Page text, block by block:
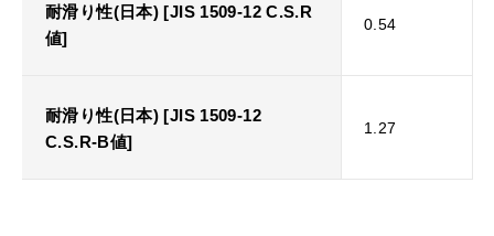
耐滑り性(日本) [JIS 1509-12 C.S.R
値]
0.54
耐滑り性(日本) [JIS 1509-12
C.S.R-B値]
1.27